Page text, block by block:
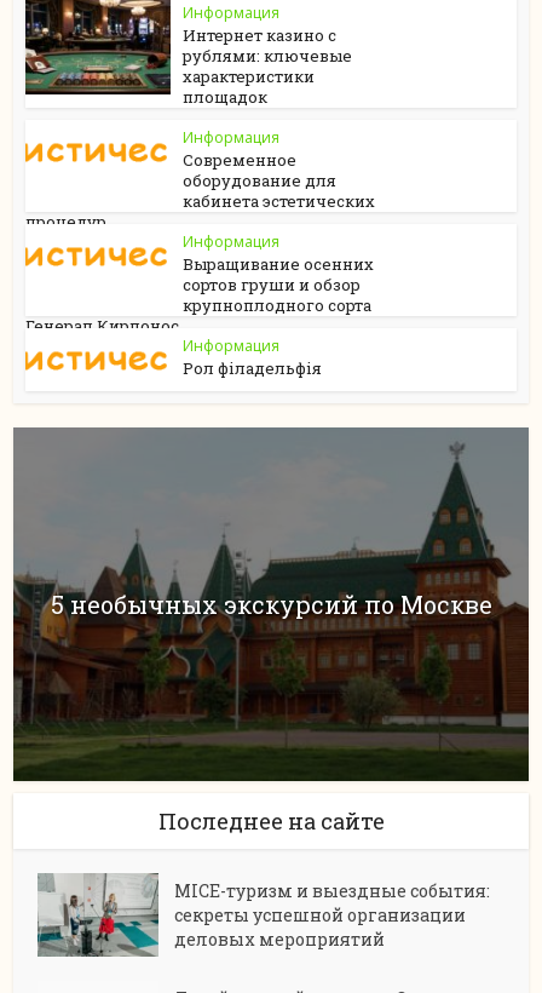
Информация
Интернет казино с
рублями: ключевые
характеристики
площадок
Информация
Современное
оборудование для
кабинета эстетических
процедур
Информация
Выращивание осенних
сортов груши и обзор
крупноплодного сорта
Генерал Кирпонос
Информация
Рол філадельфія
5 необычных экскурсий по Москве
Последнее на сайте
MICE-туризм и выездные события:
секреты успешной организации
деловых мероприятий